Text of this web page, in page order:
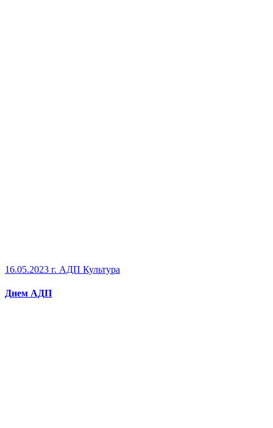
16.05.2023 г. АДП Культура
Днем АДП